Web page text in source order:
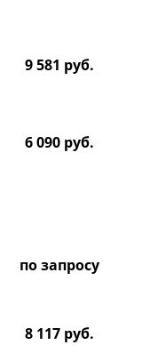
9 581 руб.
6 090 руб.
по запросу
8 117 руб.